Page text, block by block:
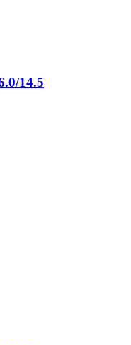
14.5